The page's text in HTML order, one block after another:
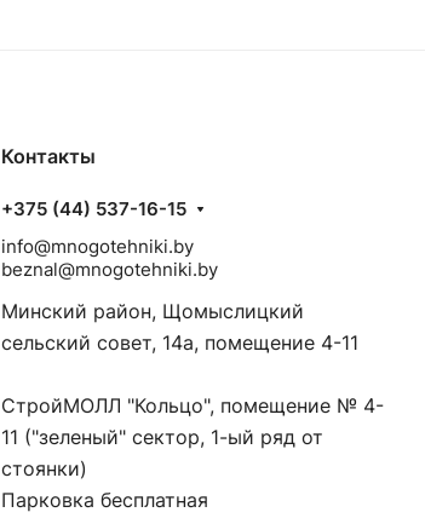
Контакты
+375 (44) 537-16-15
info@mnogotehniki.by
beznal@mnogotehniki.by
Минский район, Щомыслицкий
сельский совет, 14а, помещение 4-11
СтройМОЛЛ "Кольцо", помещение № 4-
11 ("зеленый" сектор, 1-ый ряд от
стоянки)
Парковка бесплатная